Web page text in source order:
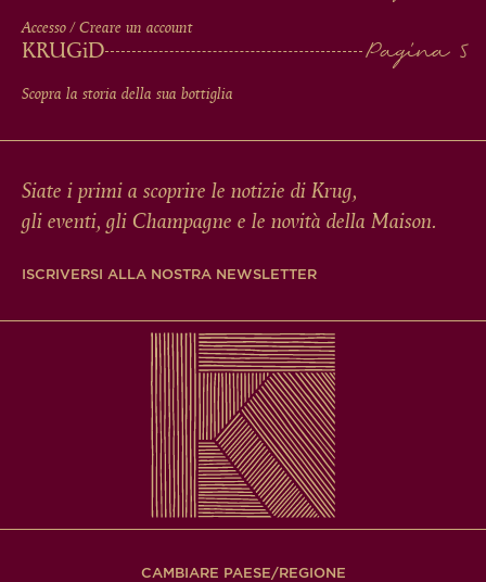
Accesso / Creare un account
KRUGiD
Scopra la storia della sua bottiglia
Siate i primi a scoprire le notizie di Krug,
gli eventi, gli Champagne e le novità della Maison.
ISCRIVERSI ALLA NOSTRA NEWSLETTER
CAMBIARE PAESE/REGIONE